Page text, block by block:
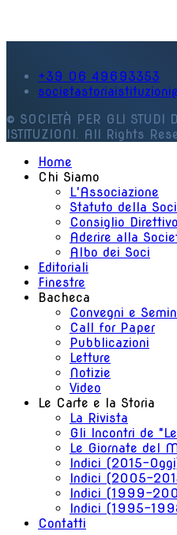
+39 06 49693353
© SOCIETÀ PER GLI STUDI
ISTITUZIONI. All Rights
Home
Chi Siamo
L'Associazione
Statuto della
Consiglio Direttivo
Aderire alla
Albo dei Soci
Editoriali
Finestre
Bacheca
Convegni e
Call for Paper
Pubblicazioni
Letture
Notizie
Video
Le Carte e la Storia
La Rivista
Gli Incontri de
Le Giornate del
Indici (2015-
Indici (2005-
Indici (1999-
Indici (1995-
Contatti